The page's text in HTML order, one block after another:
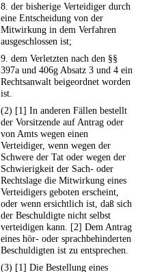
8. der bisherige Verteidiger durch
eine Entscheidung von der
Mitwirkung in dem Verfahren
ausgeschlossen ist;
9. dem Verletzten nach den §§
397a und 406g Absatz 3 und 4 ein
Rechtsanwalt beigeordnet worden
ist.
(2) [1] In anderen Fällen bestellt
der Vorsitzende auf Antrag oder
von Amts wegen einen
Verteidiger, wenn wegen der
Schwere der Tat oder wegen der
Schwierigkeit der Sach- oder
Rechtslage die Mitwirkung eines
Verteidigers geboten erscheint,
oder wenn ersichtlich ist, daß sich
der Beschuldigte nicht selbst
verteidigen kann. [2] Dem Antrag
eines hör- oder sprachbehinderten
Beschuldigten ist zu entsprechen.
(3) [1] Die Bestellung eines